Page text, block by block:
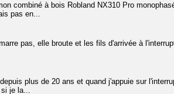
combiné à bois Robland NX310 Pro
pas en...
pas, elle broute et les fils d'arrivée à
plus de 20 ans et quand j'appuie sur
je la...